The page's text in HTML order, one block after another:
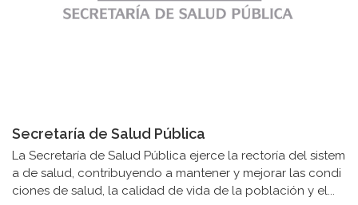
Secretaría de Salud Pública
La Secretaría de Salud Pública ejerce la rectoría del sistem
a de salud, contribuyendo a mantener y mejorar las condi
ciones de salud, la calidad de vida de la población y el...